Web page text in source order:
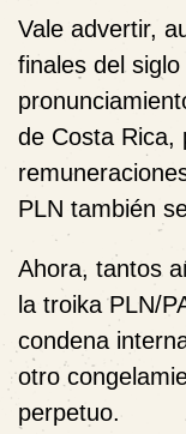
Vale advertir,
finales del
de Costa Rica,
PLN también
Ahora, tantos
la troika PLN/
condena
otro
perpetuo.